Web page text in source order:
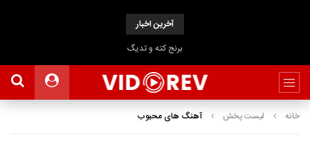
آخرین اخبار
برنج کته و تدیگ
خانه لیست پخش آهنگ های محبوب